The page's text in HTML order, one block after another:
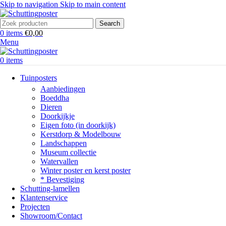
Skip to navigation Skip to main content
Search
0 items €0,00
Menu
0 items
Tuinposters
Aanbiedingen
Boeddha
Dieren
Doorkijkje
Eigen foto (in doorkijk)
Kerstdorp & Modelbouw
Landschappen
Museum collectie
Watervallen
Winter poster en kerst poster
* Bevestiging
Schutting-lamellen
Klantenservice
Projecten
Showroom/Contact